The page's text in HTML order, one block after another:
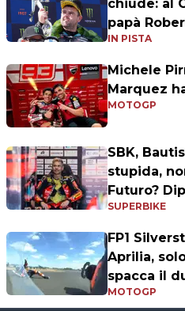
chiude: al
papà
IN PISTA
Michele
Marquez
MOTOGP
SBK,
stupida,
Futuro?
SUPERBIKE
FP1
Aprilia,
spacca il
MOTOGP